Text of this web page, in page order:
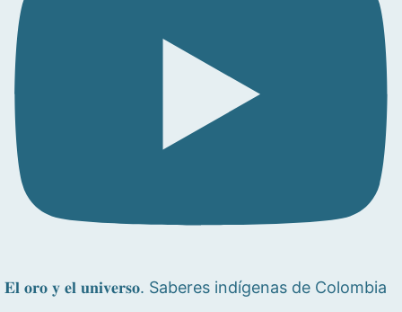
𝐄𝐥 𝐨𝐫𝐨 𝐲 𝐞𝐥 𝐮𝐧𝐢𝐯𝐞𝐫𝐬𝐨. Saberes indígenas de Colombia